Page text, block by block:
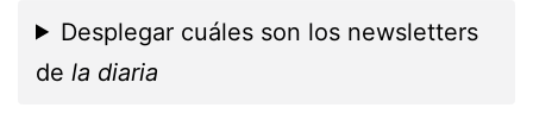
Desplegar cuáles son los newsletters
de la diaria